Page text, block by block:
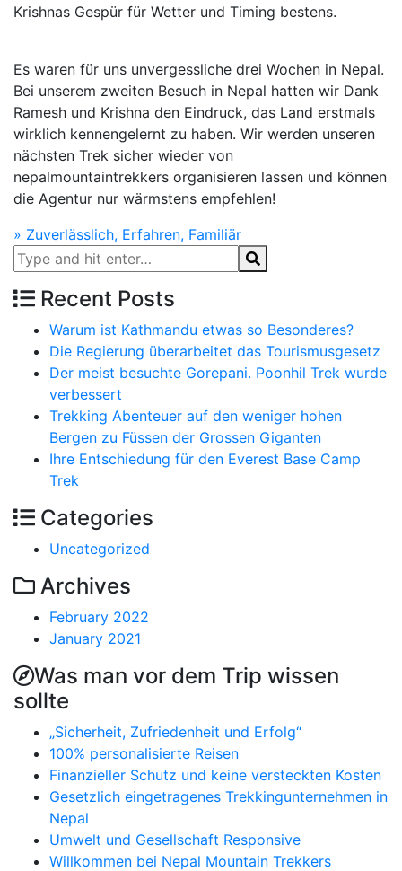
Krishnas Gespür für Wetter und Timing bestens.
Es waren für uns unvergessliche drei Wochen in Nepal.
Bei unserem zweiten Besuch in Nepal hatten wir Dank
Ramesh und Krishna den Eindruck, das Land erstmals
wirklich kennengelernt zu haben. Wir werden unseren
nächsten Trek sicher wieder von
nepalmountaintrekkers organisieren lassen und können
die Agentur nur wärmstens empfehlen!
Post
navigation
» Zuverlässlich, Erfahren, Familiär
Recent Posts
Warum ist Kathmandu etwas so Besonderes?
Die Regierung überarbeitet das Tourismusgesetz
Der meist besuchte Gorepani. Poonhil Trek wurde
verbessert
Trekking Abenteuer auf den weniger hohen
Bergen zu Füssen der Grossen Giganten
Ihre Entschiedung für den Everest Base Camp
Trek
Categories
Uncategorized
Archives
February 2022
January 2021
Was man vor dem Trip wissen
sollte
„Sicherheit, Zufriedenheit und Erfolg“
100% personalisierte Reisen
Finanzieller Schutz und keine versteckten Kosten
Gesetzlich eingetragenes Trekkingunternehmen in
Nepal
Umwelt und Gesellschaft Responsive
Willkommen bei Nepal Mountain Trekkers